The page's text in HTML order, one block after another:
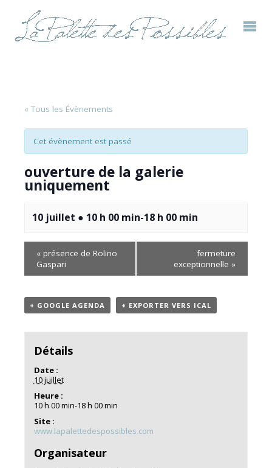
« Tous les Évènements
Cet évènement est passé
ouverture de la galerie
uniquement
10 juillet ● 10 h 00 min-18 h 00 min
« présence de Rolino
Gaspari
fermeture
exceptionnelle »
+ GOOGLE AGENDA + EXPORTER VERS ICAL
Détails
Date :
10 juillet
Heure :
10 h 00 min-18 h 00 min
Site :
www.lapalettedespossibles.com
Organisateur